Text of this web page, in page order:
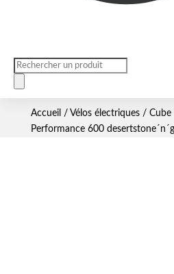
Recherche
Accueil / Vélos électriques/ Cube
Performance 600